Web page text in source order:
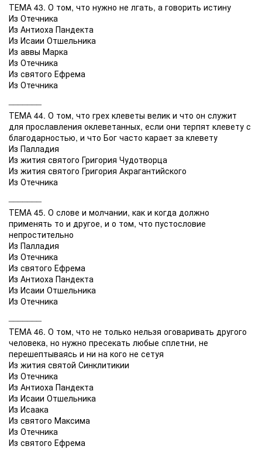
ТЕМА 43. О том, что нужно не лгать, а говорить истину
Из Отечника
Из Антиоха Пандекта
Из Исаии Отшельника
Из аввы Марка
Из Отечника
Из святого Ефрема
Из Отечника
ТЕМА 44. О том, что грех клеветы велик и что он служит
для прославления оклеветанных, если они терпят клевету с
благодарностью, и что Бог часто карает за клевету
Из Палладия
Из жития святого Григория Чудотворца
Из жития святого Григория Акрагантийского
Из Отечника
ТЕМА 45. О слове и молчании, как и когда должно
применять то и другое, и о том, что пустословие
непростительно
Из Палладия
Из Отечника
Из святого Ефрема
Из Антиоха Пандекта
Из Исаии Отшельника
Из Отечника
ТЕМА 46. О том, что не только нельзя оговаривать другого
человека, но нужно пресекать любые сплетни, не
перешептываясь и ни на кого не сетуя
Из жития святой Синклитикии
Из Отечника
Из Антиоха Пандекта
Из Исаии Отшельника
Из Исаака
Из святого Максима
Из Отечника
Из святого Ефрема